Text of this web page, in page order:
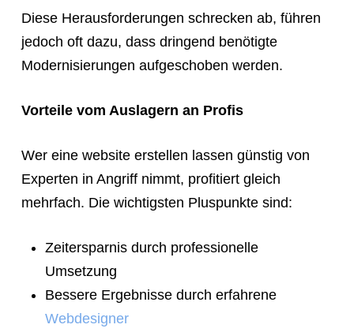
Diese Herausforderungen schrecken ab, führen
jedoch oft dazu, dass dringend benötigte
Modernisierungen aufgeschoben werden.
Vorteile vom Auslagern an Profis
Wer eine website erstellen lassen günstig von
Experten in Angriff nimmt, profitiert gleich
mehrfach. Die wichtigsten Pluspunkte sind:
Zeitersparnis durch professionelle
Umsetzung
Bessere Ergebnisse durch erfahrene
Webdesigner